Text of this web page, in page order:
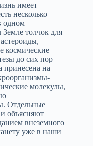
имеет
несколько
одном –
толчок для
космические
до сих пор
принесена на
молекулы,
Отдельные
объясняют
внеземного
уже в наши